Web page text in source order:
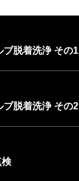
ブ脱着洗浄 その1
ブ脱着洗浄 その2
検